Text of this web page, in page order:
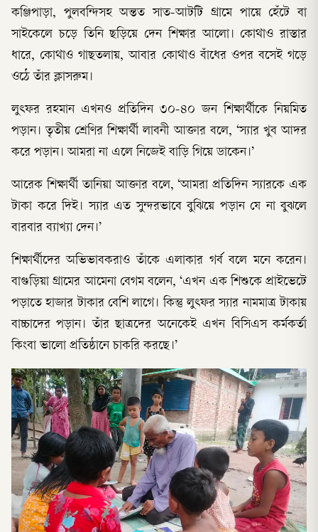
কঞ্জিপাড়া, পুলবন্দিসহ অন্তত সাত-আটটি গ্রামে পায়ে হেঁটে বা
সাইকেলে চড়ে তিনি ছড়িয়ে দেন শিক্ষার আলো। কোথাও রাস্তার
ধারে, কোথাও গাছতলায়, আবার কোথাও বাঁধের ওপর বসেই গড়ে
ওঠে তাঁর ক্লাসরুম।
লুৎফর রহমান এখনও প্রতিদিন ৩০-৪০ জন শিক্ষার্থীকে নিয়মিত
পড়ান। তৃতীয় শ্রেণির শিক্ষার্থী লাবনী আক্তার বলে, ‘স্যার খুব আদর
করে পড়ান। আমরা না এলে নিজেই বাড়ি গিয়ে ডাকেন।’
আরেক শিক্ষার্থী তানিয়া আক্তার বলে, ‘আমরা প্রতিদিন স্যারকে এক
টাকা করে দিই। স্যার এত সুন্দরভাবে বুঝিয়ে পড়ান যে না বুঝলে
বারবার ব্যাখ্যা দেন।’
শিক্ষার্থীদের অভিভাবকরাও তাঁকে এলাকার গর্ব বলে মনে করেন।
বাগুড়িয়া গ্রামের আমেনা বেগম বলেন, ‘এখন এক শিশুকে প্রাইভেটে
পড়াতে হাজার টাকার বেশি লাগে। কিন্তু লুৎফর স্যার নামমাত্র টাকায়
বাচ্চাদের পড়ান। তাঁর ছাত্রদের অনেকেই এখন বিসিএস কর্মকর্তা
কিংবা ভালো প্রতিষ্ঠানে চাকরি করছে।’